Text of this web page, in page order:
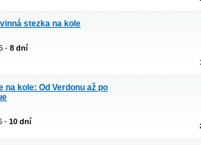
stezka na kole
- 8 dní
na kole: Od Verdonu až po
- 10 dní